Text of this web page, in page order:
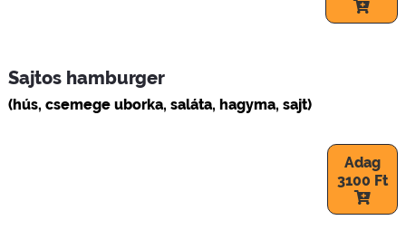
Sajtos hamburger
(hús, csemege uborka, saláta, hagyma, sajt)
Adag
3100 Ft